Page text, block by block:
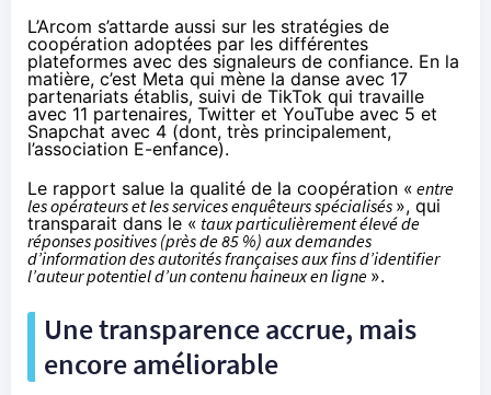
L’Arcom s’attarde aussi sur les stratégies de
coopération adoptées par les différentes
plateformes avec des signaleurs de confiance. En la
matière, c’est Meta qui mène la danse avec 17
partenariats établis, suivi de TikTok qui travaille
avec 11 partenaires, Twitter et YouTube avec 5 et
Snapchat avec 4 (dont, très principalement,
l’association E-enfance).
Le rapport salue la qualité de la coopération « entre
les opérateurs et les services enquêteurs spécialisés », qui
transparait dans le « taux particulièrement élevé de
réponses positives (près de 85 %) aux demandes
d’information des autorités françaises aux fins d’identifier
l’auteur potentiel d’un contenu haineux en ligne ».
Une transparence accrue, mais
encore améliorable